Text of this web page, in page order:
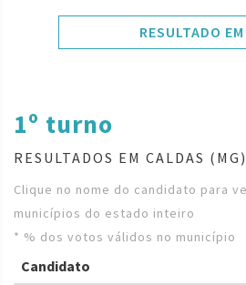
RESULTADO EM
1º turno
RESULTADOS EM CALDAS (MG)
Clique no nome do candidato para
municípios do estado inteiro
* % dos votos válidos no município
Candidato